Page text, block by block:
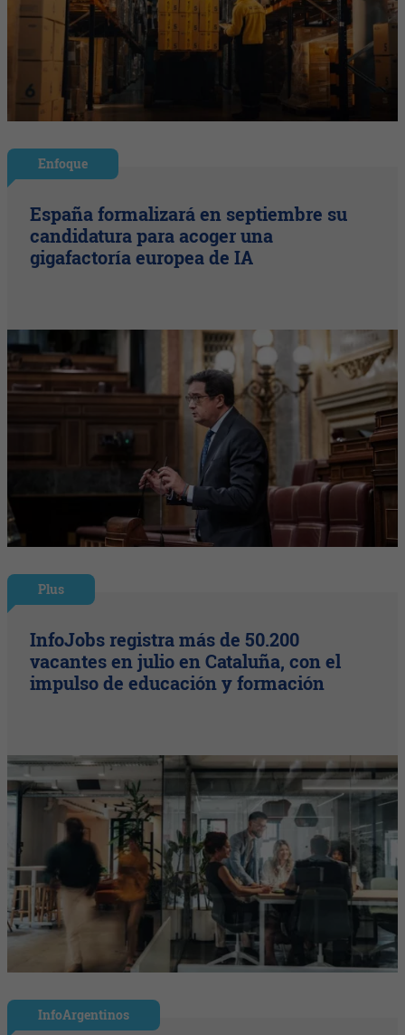
Enfoque
España formalizará en septiembre su
candidatura para acoger una
gigafactoría europea de IA
Plus
InfoJobs registra más de 50.200
vacantes en julio en Cataluña, con el
impulso de educación y formación
InfoArgentinos